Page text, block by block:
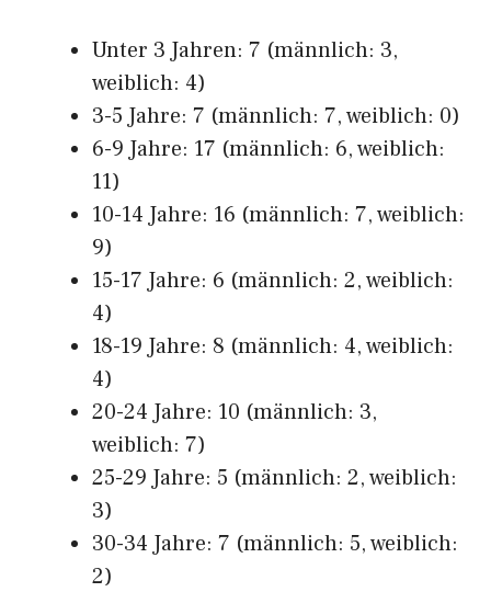
Unter 3 Jahren: 7 (männlich: 3,
weiblich: 4)
3-5 Jahre: 7 (männlich: 7, weiblich: 0)
6-9 Jahre: 17 (männlich: 6, weiblich:
11)
10-14 Jahre: 16 (männlich: 7, weiblich:
9)
15-17 Jahre: 6 (männlich: 2, weiblich:
4)
18-19 Jahre: 8 (männlich: 4, weiblich:
4)
20-24 Jahre: 10 (männlich: 3,
weiblich: 7)
25-29 Jahre: 5 (männlich: 2, weiblich:
3)
30-34 Jahre: 7 (männlich: 5, weiblich:
2)